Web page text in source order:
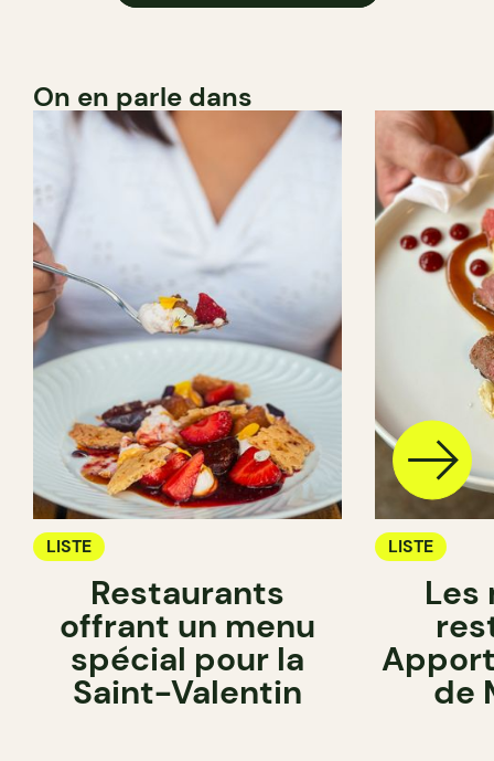
On en parle dans
LISTE
Restaurants
offrant un menu
spécial pour la
Saint-Valentin
LISTE
Les
de